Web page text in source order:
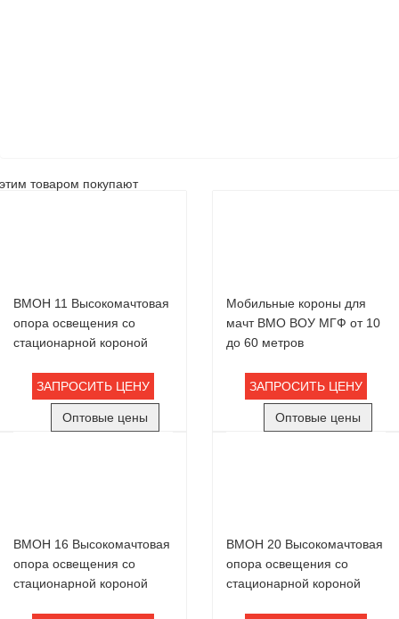
товаром покупают
ВМОН 11 Высокомачтовая
опора освещения со
стационарной короной
ЗАПРОСИТЬ ЦЕНУ
Оптовые цены
Мобильные короны для
мачт ВМО ВОУ МГФ от 10
до 60 метров
ЗАПРОСИТЬ ЦЕНУ
Оптовые цены
ВМОН 16 Высокомачтовая
опора освещения со
стационарной короной
ВМОН 20 Высокомачтовая
опора освещения со
стационарной короной